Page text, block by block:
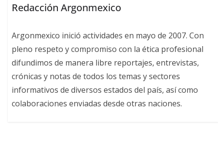
Redacción Argonmexico
Argonmexico inició actividades en mayo de 2007. Con
pleno respeto y compromiso con la ética profesional
difundimos de manera libre reportajes, entrevistas,
crónicas y notas de todos los temas y sectores
informativos de diversos estados del país, así como
colaboraciones enviadas desde otras naciones.